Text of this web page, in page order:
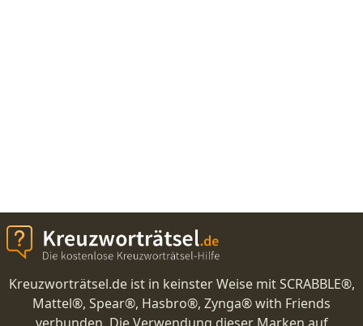
Kreuzworträtsel.de ist in keinster Weise mit SCRABBLE®,
Mattel®, Spear®, Hasbro®, Zynga® with Friends